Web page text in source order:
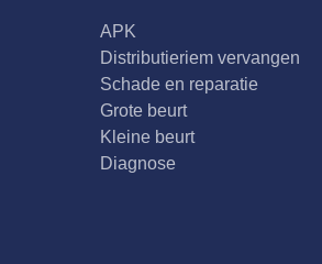
APK
Distributieriem vervangen
Schade en reparatie
Grote beurt
Kleine beurt
Diagnose